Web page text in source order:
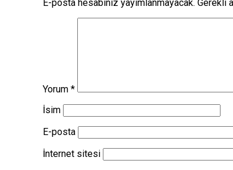
E-posta hesabınız yayımlanmayacak. Gerekli
Yorum *
İsim
E-posta
İnternet sitesi